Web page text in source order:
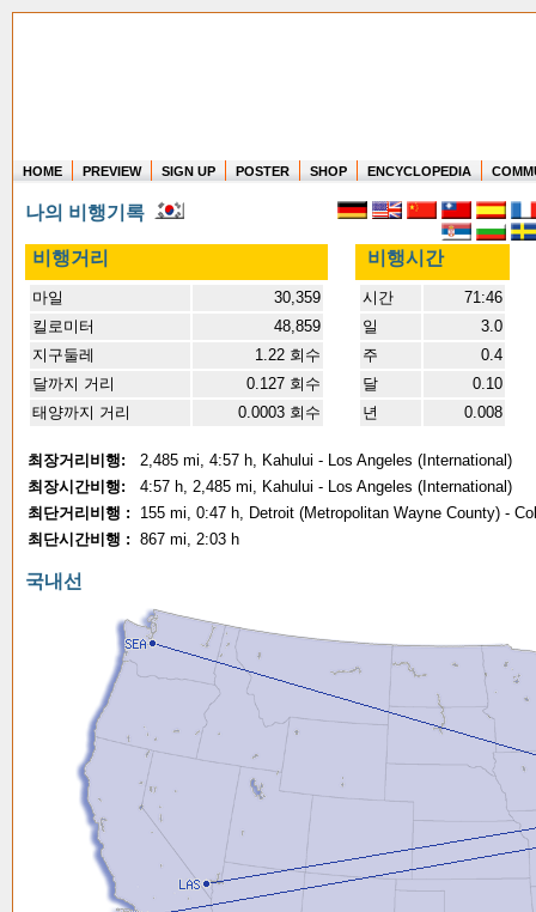
Where in the world have you flown?
How long have you been in the air?
Create your own FlightMemory and see!
HOME PREVIEW SIGN UP POSTER SHOP ENCYCLOPEDIA
나의 비행기록
비행거리 비행시간
마일
30,359
킬로미터
48,859
지구둘레
1.22 회수
달까지 거리
0.127 회수
태양까지 거리
0.0003 회수
시간
71:46
일
3.0
주
0.4
달
0.10
년
0.008
최장거리비행:
2,485 mi, 4:57 h, Kahului - Los Angeles (International)
최장시간비행:
4:57 h, 2,485 mi, Kahului - Los Angeles (International)
최단거리비행 :
155 mi, 0:47 h, Detroit (Metropolitan Wayne County) -
최단시간비행 : 867 mi, 2:03 h
국내선